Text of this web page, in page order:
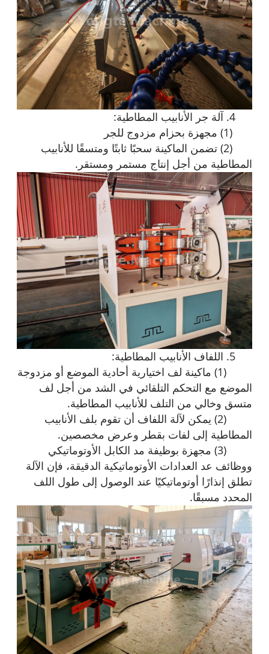
4. آلة جر الأنابيب المطاطية:
(1) مجهزة بحزام مزدوج للجر
(2) تضمن الماكينة سحبًا ثابتًا ومتسقًا للأنابيب
المطاطية من أجل إنتاج مستمر ومستقر.
5. اللفاف الأنابيب المطاطية:
(1) ماكينة لف اختيارية أحادية الموضع أو مزدوجة
الموضع مع التحكم التلقائي في الشد من أجل لف
متسق وخالي من التلف للأنابيب المطاطية.
(2) يمكن لآلة اللفاف أن تقوم بلف الأنابيب
المطاطية إلى لفات بقطر وعرض مخصصين.
(3) مجهزة بوظيفة مد الكابل الأوتوماتيكي
ووظائف عد العدادات الأوتوماتيكية الدقيقة، فإن الآلة
تطلق إنذارًا أوتوماتيكيًا عند الوصول إلى طول اللف
المحدد مسبقًا.